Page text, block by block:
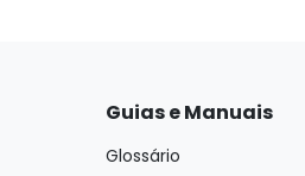
Guias e Manuais
Glossário